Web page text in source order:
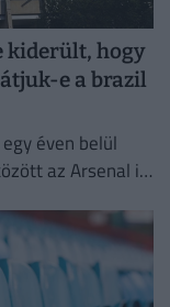
kiderült, hogy
e a brazil
éven belül
az Arsenal is